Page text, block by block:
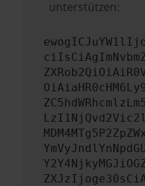
unterstützen: